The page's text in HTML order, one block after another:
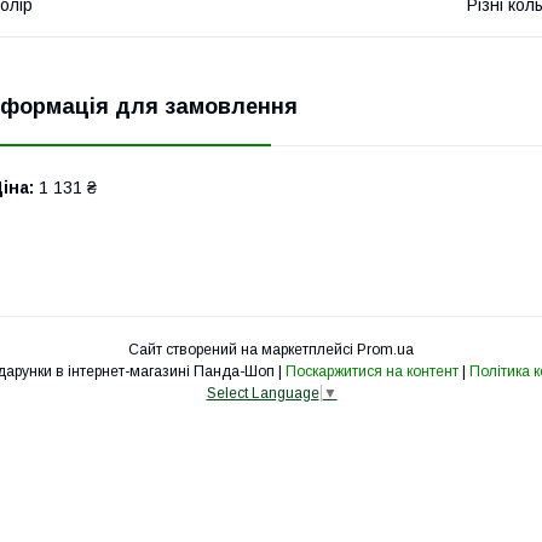
Різні
для замовлення
1 131 ₴
Сайт створений на маркетплейсі Prom.ua
Оригинальні подарунки в інтернет-магазині Панда-Шоп | Поскаржитися на контент | Політика
Select Language ▼